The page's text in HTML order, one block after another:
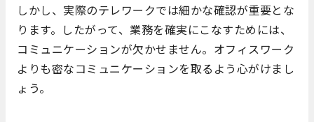
しかし、実際のテレワークでは細かな確認が重要とな
ります。したがって、業務を確実にこなすためには、
コミュニケーションが欠かせません。オフィスワーク
よりも密なコミュニケーションを取るよう心がけまし
ょう。